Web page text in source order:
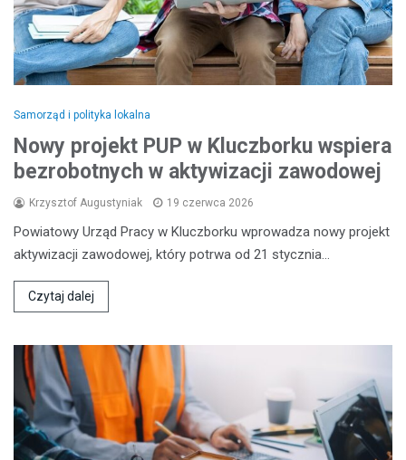
Samorząd i polityka lokalna
Nowy projekt PUP w Kluczborku wspiera
bezrobotnych w aktywizacji zawodowej
Krzysztof Augustyniak 19 czerwca 2026
Powiatowy Urząd Pracy w Kluczborku wprowadza nowy projekt
aktywizacji zawodowej, który potrwa od 21 stycznia…
Czytaj dalej